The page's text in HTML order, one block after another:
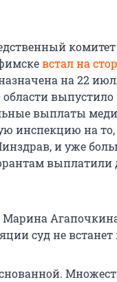
встал на
на 22
области
выплаты
инспекцию на то,
и уже
выплатили
суд не встанет